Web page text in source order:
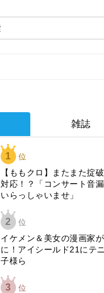
雑誌
1 位
【ももクロ】またまた掟
対応！？「コンサート音
いらっしゃいませ」
2 位
イケメン＆美女の漫画家
に！アイシールド21にテ
子様ら
3 位